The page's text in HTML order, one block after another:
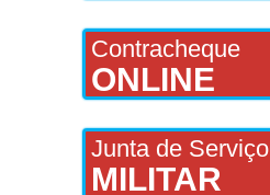
Contracheque
ONLINE
Junta de Serviço
MILITAR